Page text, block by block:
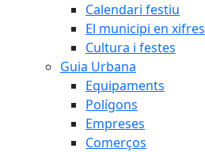
Calendari festiu
El municipi en xifres
Cultura i festes
Guia Urbana
Equipaments
Polígons
Empreses
Comerços